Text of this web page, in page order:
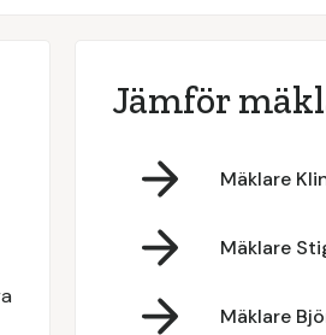
Jämför
Mäklare
Mäklare
Mäklare